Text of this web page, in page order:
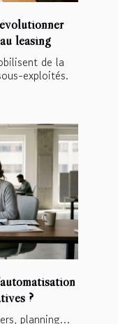
leasing
de la
exploités.
?
planning…